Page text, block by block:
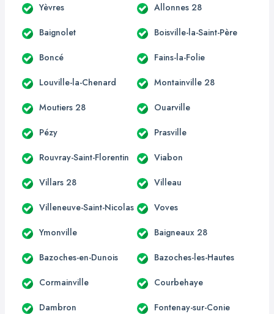
Yèvres Allonnes 28
Baignolet Boisville-la-Saint-Père
Boncé Fains-la-Folie
Louville-la-Chenard Montainville 28
Moutiers 28 Ouarville
Pézy Prasville
Rouvray-Saint-Florentin Viabon
Villars 28 Villeau
Villeneuve-Saint-Nicolas Voves
Ymonville Baigneaux 28
Bazoches-en-Dunois Bazoches-les-Hautes
Cormainville Courbehaye
Dambron Fontenay-sur-Conie